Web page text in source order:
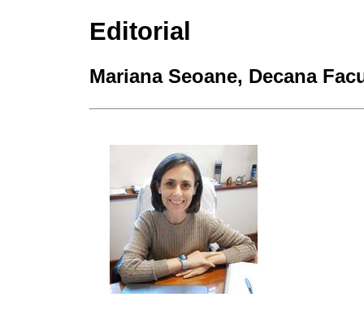
Editorial
Mariana Seoane, Decana